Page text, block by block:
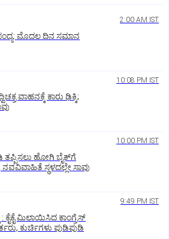
2:00 AM IST
ಮೊದಲ ದಿನ ಸಮಾನ
10:08 PM IST
ವಾಹನಕ್ಕೆ ಕಾರು ಢಿಕ್ಕಿ;
10:00 PM IST
ತಪ್ಪಿಸಲು ಹೋಗಿ ಬೈಕ್‌ಗೆ
ನವವಿವಾಹಿತೆ ಸ್ಥಳದಲ್ಲೇ ಸಾವು
9:49 PM IST
ಕೈಕೈ ಮಿಲಾಯಿಸಿದ ಕಾಂಗ್ರೆಸ್
ಕುರ್ಚಿಗಳು ಪುಡಿಪುಡಿ